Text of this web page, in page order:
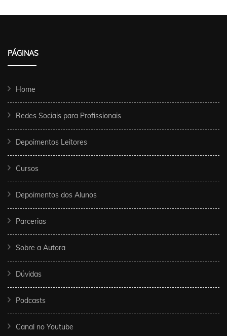
PÁGINAS
Home
Redes Sociais para Profissionais
Depoimentos Leitores
Cursos
Depoimentos dos Alunos
Parcerias
Sobre a Autora
Dúvidas
Podcasts
Canal no Youtube